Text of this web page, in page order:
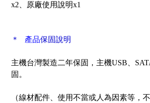
x2、原廠使用說明x1
＊ 產品保固說明
主機台灣製造二年保固，主機USB、
固。
（線材配件、使用不當或人為因素等，